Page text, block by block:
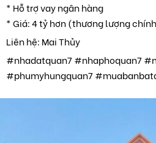
* Hỗ trợ vay ngân hàng
* Giá: 4 tỷ hơn (thương lượng
Liên hệ: Mai Thủy
#nhadatquan7 #nhaphoquan7
#phumyhungquan7